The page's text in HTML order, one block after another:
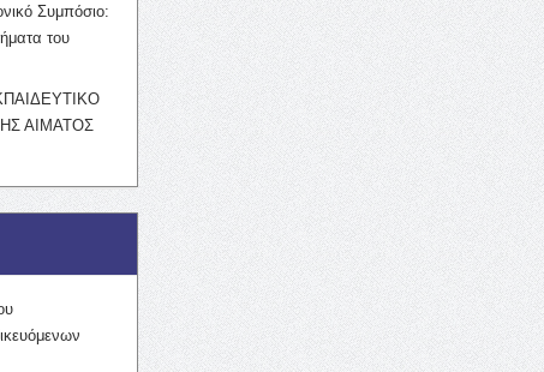
Συμπόσιο:
του
ΑΙΜΑΤΟΣ